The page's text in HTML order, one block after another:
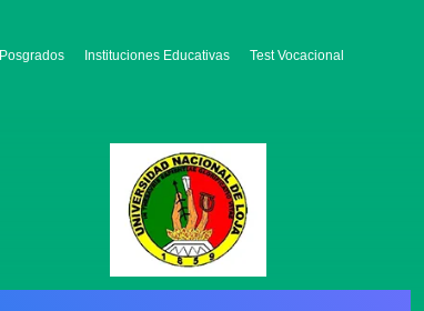
Posgrados Instituciones Educativas Test Vocacional